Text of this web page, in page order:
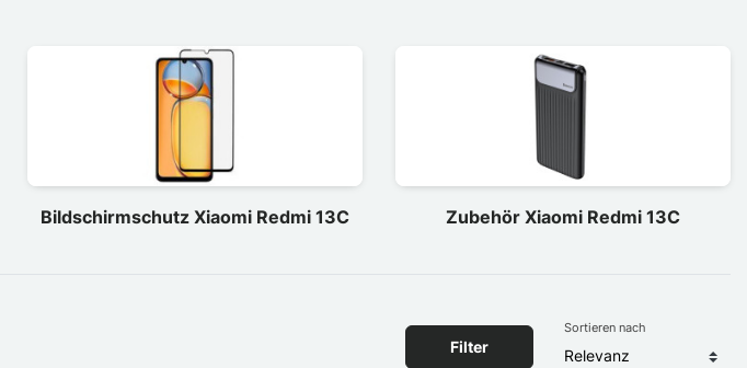
Bildschirmschutz Xiaomi Redmi 13C Zubehör Xiaomi Redmi 13C
Filter
Sortieren nach